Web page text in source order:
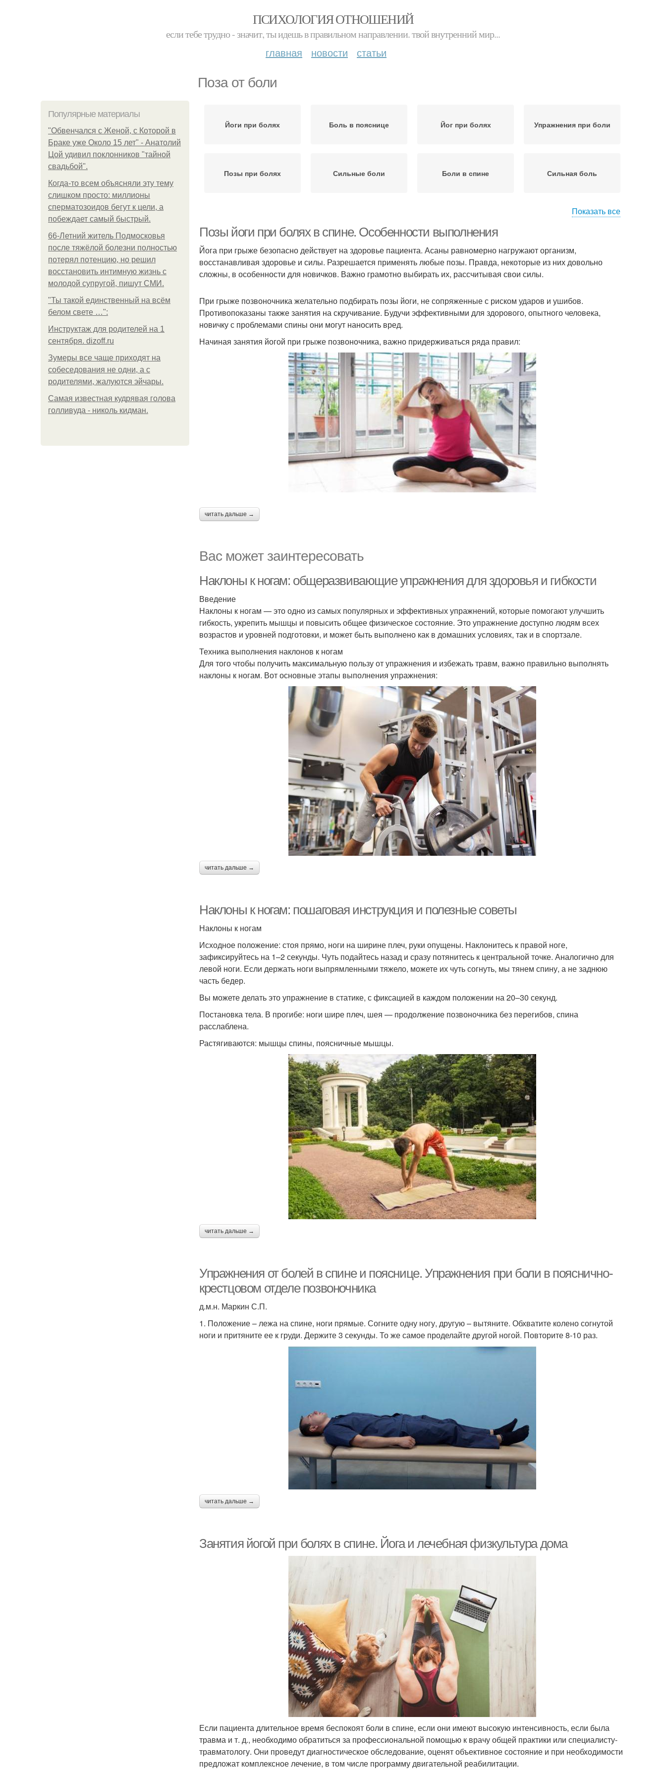
ПСИХОЛОГИЯ ОТНОШЕНИЙ
если тебе трудно - значит, ты идешь в правильном направлении. твой внутренний мир...
главная новости статьи
Поза от боли
Популярные материалы
"Обвенчался с Женой, с Которой в
Браке уже Около 15 лет" - Анатолий
Цой удивил поклонников "тайной
свадьбой".
Когда-то всем объясняли эту тему
слишком просто: миллионы
сперматозоидов бегут к цели, а
побеждает самый быстрый.
66-Летний житель Подмосковья
после тяжёлой болезни полностью
потерял потенцию, но решил
восстановить интимную жизнь с
молодой супругой, пишут СМИ.
"Ты такой единственный на всём
белом свете …":
Инструктаж для родителей на 1
сентября. dizoff.ru
Зумеры все чаще приходят на
собеседования не одни, а с
родителями, жалуются эйчары.
Самая известная кудрявая голова
голливуда - николь кидман.
Йоги при болях Боль в пояснице Йог при болях Упражнения при боли
Позы при болях Сильные боли Боли в спине Сильная боль
Показать все
Позы йоги при болях в спине. Особенности выполнения
Йога при грыже безопасно действует на здоровье пациента. Асаны равномерно нагружают организм,
восстанавливая здоровье и силы. Разрешается применять любые позы. Правда, некоторые из них довольно
сложны, в особенности для новичков. Важно грамотно выбирать их, рассчитывая свои силы.
При грыже позвоночника желательно подбирать позы йоги, не сопряженные с риском ударов и ушибов.
Противопоказаны также занятия на скручивание. Будучи эффективными для здорового, опытного человека,
новичку с проблемами спины они могут наносить вред.
Начиная занятия йогой при грыже позвоночника, важно придерживаться ряда правил:
читать дальше →
Вас может заинтересовать
Наклоны к ногам: общеразвивающие упражнения для здоровья и гибкости
Введение
Наклоны к ногам — это одно из самых популярных и эффективных упражнений, которые помогают улучшить
гибкость, укрепить мышцы и повысить общее физическое состояние. Это упражнение доступно людям всех
возрастов и уровней подготовки, и может быть выполнено как в домашних условиях, так и в спортзале.
Техника выполнения наклонов к ногам
Для того чтобы получить максимальную пользу от упражнения и избежать травм, важно правильно выполнять
наклоны к ногам. Вот основные этапы выполнения упражнения:
читать дальше →
Наклоны к ногам: пошаговая инструкция и полезные советы
Наклоны к ногам
Исходное положение: стоя прямо, ноги на ширине плеч, руки опущены. Наклонитесь к правой ноге,
зафиксируйтесь на 1–2 секунды. Чуть подайтесь назад и сразу потянитесь к центральной точке. Аналогично для
левой ноги. Если держать ноги выпрямленными тяжело, можете их чуть согнуть, мы тянем спину, а не заднюю
часть бедер.
Вы можете делать это упражнение в статике, с фиксацией в каждом положении на 20–30 секунд.
Постановка тела. В прогибе: ноги шире плеч, шея — продолжение позвоночника без перегибов, спина
расслаблена.
Растягиваются: мышцы спины, поясничные мышцы.
читать дальше →
Упражнения от болей в спине и пояснице. Упражнения при боли в пояснично-
крестцовом отделе позвоночника
д.м.н. Маркин С.П.
1. Положение – лежа на спине, ноги прямые. Согните одну ногу, другую – вытяните. Обхватите колено согнутой
ноги и притяните ее к груди. Держите 3 секунды. То же самое проделайте другой ногой. Повторите 8-10 раз.
читать дальше →
Занятия йогой при болях в спине. Йога и лечебная физкультура дома
Если пациента длительное время беспокоят боли в спине, если они имеют высокую интенсивность, если была
травма и т. д., необходимо обратиться за профессиональной помощью к врачу общей практики или специалисту-
травматологу. Они проведут диагностическое обследование, оценят объективное состояние и при необходимости
предложат комплексное лечение, в том числе программу двигательной реабилитации.